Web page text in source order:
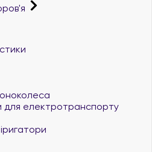
для електротранспорту